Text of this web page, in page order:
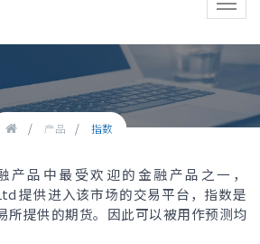
产品 指数
产品中最受欢迎的金融产品之一，
提供进入该市场的交易平台，指数是
所提供的期货。因此可以被用作预测均